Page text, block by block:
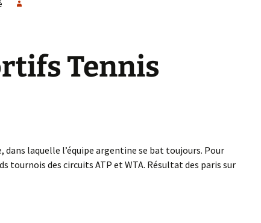
Beauté de
temps
La comédie Humaine
de tous les
au mur
Neuronale
les épreuves
à la vie mystique
Attitude
Bleues
Tennis
laquelle l’équipe argentine se bat toujours. Pour
tournois des circuits ATP et WTA. Résultat des paris sur